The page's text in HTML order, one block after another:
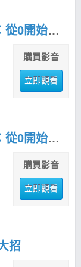
(高雄)權證小哥-股票當沖基礎班：從0開始學操作
購買影音
立即觀看
(台中)權證小哥-股票當沖基礎班：從0開始學操作
購買影音
立即觀看
招